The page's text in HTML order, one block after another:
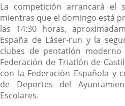
La competición arrancará el
mientras que el domingo está
las 14:30 horas,
España de Láser-run y la
clubes de pentatlón
Federación de Triatlón de
con la Federación Española y
de Deportes del
Escolares.